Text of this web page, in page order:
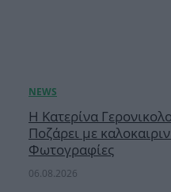
Η Κατερίνα
Ποζάρει με
Φωτογραφίες
06.08.2026